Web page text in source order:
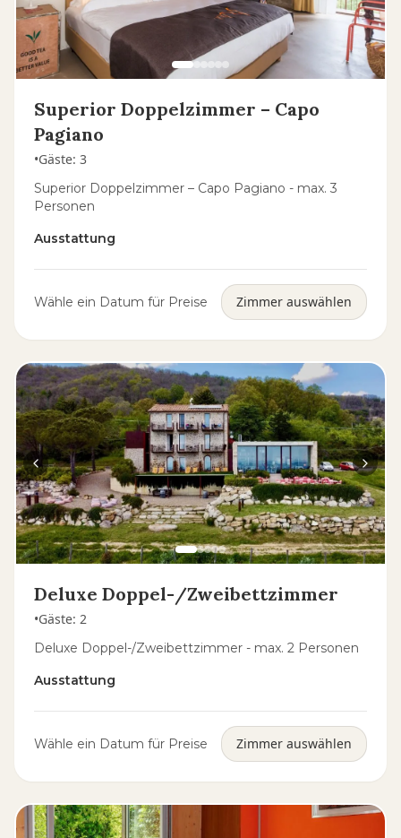
Superior Doppelzimmer – Capo
Pagiano
•Gäste: 3
Superior Doppelzimmer – Capo Pagiano - max. 3
Personen
Ausstattung
Wähle ein Datum für Preise Zimmer auswählen
Deluxe Doppel-/Zweibettzimmer
•Gäste: 2
Deluxe Doppel-/Zweibettzimmer - max. 2 Personen
Ausstattung
Wähle ein Datum für Preise Zimmer auswählen